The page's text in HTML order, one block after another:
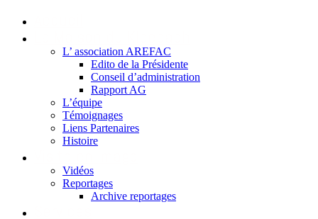
L’ association AREFAC
Edito de la Présidente
Conseil d’administration
Rapport AG
L’équipe
Témoignages
Liens Partenaires
Histoire
Vidéos
Reportages
Archive reportages